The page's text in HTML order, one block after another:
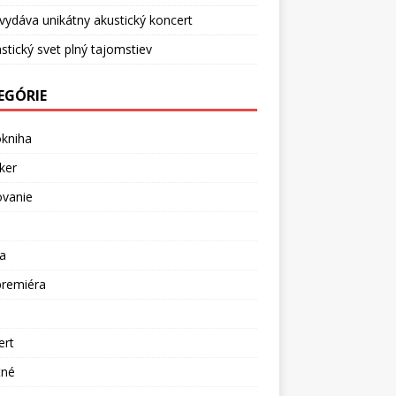
unikátny akustický koncert
svet plný tajomstiev